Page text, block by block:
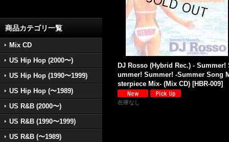
商品カテゴリ一覧
Mix CD
US Hip Hop (2000〜)
US Hip Hop (1990〜1999)
US Hip Hop (〜1989)
US R&B (2000〜)
US R&B (1990〜1999)
US R&B (〜1989)
DJ Rosso (Hybrid Rec.) - Summer!
ummer! Summer! -Summer Song
sterpiece Mix- (Mix CD) [HBR-009]
在庫なし